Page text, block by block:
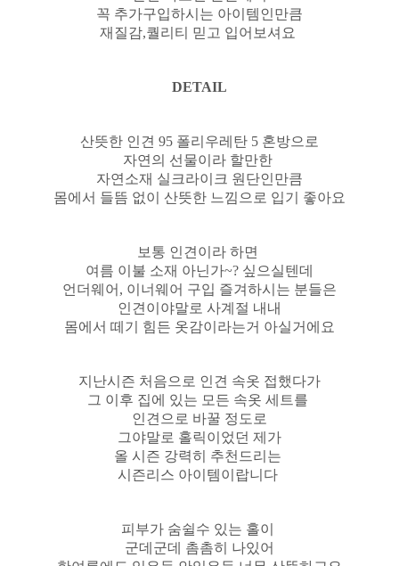
꼭 추가구입하시는 아이템인만큼
재질감,퀄리티 믿고 입어보셔요
DETAIL
산뜻한 인견 95 폴리우레탄 5 혼방으로
자연의 선물이라 할만한
자연소재 실크라이크 원단인만큼
몸에서 들뜸 없이 산뜻한 느낌으로 입기 좋아요
보통 인견이라 하면
여름 이불 소재 아닌가~? 싶으실텐데
언더웨어, 이너웨어 구입 즐겨하시는 분들은
인견이야말로 사계절 내내
몸에서 떼기 힘든 옷감이라는거 아실거에요
지난시즌 처음으로 인견 속옷 접했다가
그 이후 집에 있는 모든 속옷 세트를
인견으로 바꿀 정도로
그야말로 홀릭이었던 제가
올 시즌 강력히 추천드리는
시즌리스 아이템이랍니다
피부가 숨쉴수 있는 홀이
군데군데 촘촘히 나있어